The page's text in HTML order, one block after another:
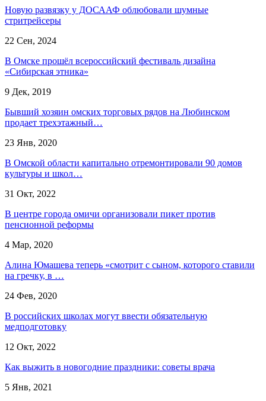
Новую развязку у ДОСААФ облюбовали шумные
стритрейсеры
22 Сен, 2024
В Омске прошёл всероссийский фестиваль дизайна
«Сибирская этника»
9 Дек, 2019
Бывший хозяин омских торговых рядов на Любинском
продает трехэтажный…
23 Янв, 2020
В Омской области капитально отремонтировали 90 домов
культуры и школ…
31 Окт, 2022
В центре города омичи организовали пикет против
пенсионной реформы
4 Мар, 2020
Алина Юмашева теперь «смотрит с сыном, которого ставили
на гречку, в …
24 Фев, 2020
В российских школах могут ввести обязательную
медподготовку
12 Окт, 2022
Как выжить в новогодние праздники: советы врача
5 Янв, 2021